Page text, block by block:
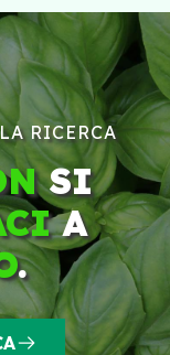
RICERCA
SI
A
.